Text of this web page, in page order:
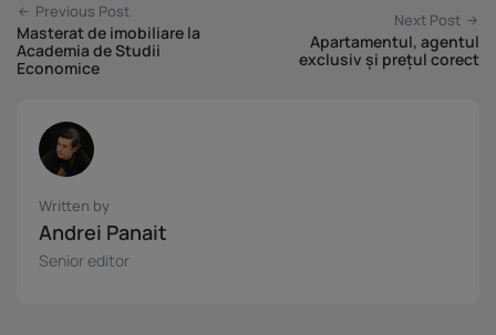
Previous Post
Masterat de imobiliare la
Academia de Studii
Economice
Next Post
Apartamentul, agentul
exclusiv și prețul corect
Written by
Andrei Panait
Senior editor